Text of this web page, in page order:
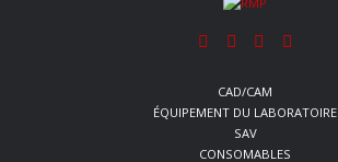
CAD/CAM
ÉQUIPEMENT DU LABORATOIRE
SAV
CONSOMABLES